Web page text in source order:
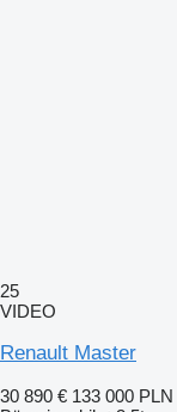
25
VIDEO
Renault Master
30 890 € 133 000 PLN